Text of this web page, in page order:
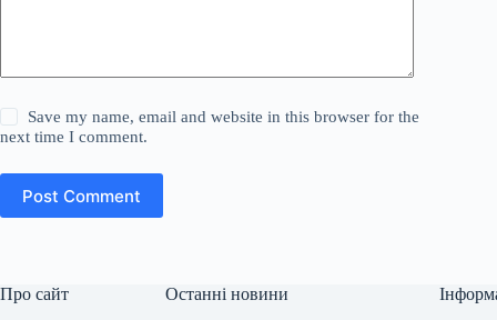
Save my name, email and website in this browser for the
next time I comment.
Post Comment
Про сайт Останні новини